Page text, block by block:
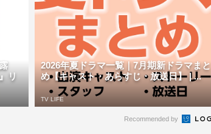
露
リ
2026年夏ドラマ一覧｜7月期新ドラマまと
め【キャスト・あらすじ・放送日】 | ...
TV LIFE
Recommended by